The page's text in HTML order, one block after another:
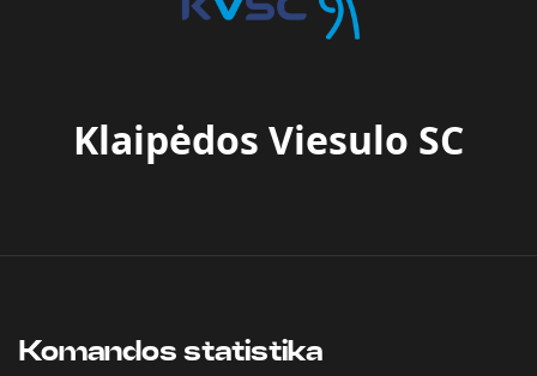
Klaipėdos Viesulo SC
Komandos statistika